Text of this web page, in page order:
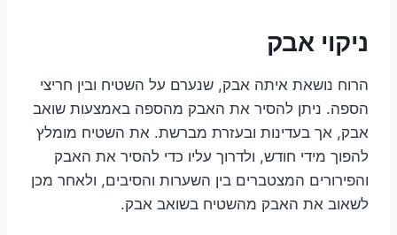
ניקוי אבק
הרוח נושאת איתה אבק, שנערם על השטיח ובין חריצי
הספה. ניתן להסיר את האבק מהספה באמצעות שואב
אבק, אך בעדינות ובעזרת מברשת. את השטיח מומלץ
להפוך מידי חודש, ולדרוך עליו כדי להסיר את האבק
והפירורים המצטברים בין השערות והסיבים, ולאחר מכן
לשאוב את האבק מהשטיח בשואב אבק.